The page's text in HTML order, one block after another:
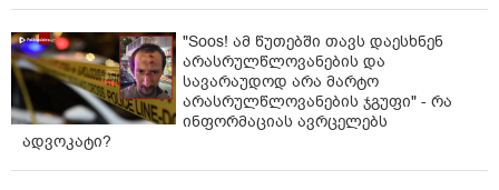
"Soos! ამ წუთებში თავს დაესხნენ
არასრულწლოვანების და
სავარაუდოდ არა მარტო
არასრულწლოვანების ჯგუფი" - რა
ინფორმაციას ავრცელებს
ადვოკატი?